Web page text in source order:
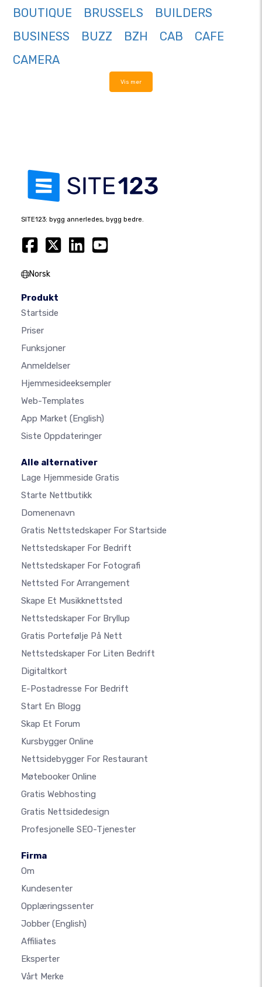
BOUTIQUE
BRUSSELS
BUILDERS
BUSINESS
BUZZ BZH CAB
CAFE
CAMERA
Vis mer
SITE123: bygg annerledes, bygg bedre.
Norsk
Produkt
Startside
Priser
Funksjoner
Anmeldelser
Hjemmesideeksempler
Web-Templates
App Market (English)
Siste Oppdateringer
Alle alternativer
Lage Hjemmeside Gratis
Starte Nettbutikk
Domenenavn
Gratis Nettstedskaper For Startside
Nettstedskaper For Bedrift
Nettstedskaper For Fotografi
Nettsted For Arrangement
Skape Et Musikknettsted
Nettstedskaper For Bryllup
Gratis Portefølje På Nett
Nettstedskaper For Liten Bedrift
Digitaltkort
E-Postadresse For Bedrift
Start En Blogg
Skap Et Forum
Kursbygger Online
Nettsidebygger For Restaurant
Møtebooker Online
Gratis Webhosting
Gratis Nettsidedesign
Profesjonelle SEO-Tjenester
Firma
Om
Kundesenter
Opplæringssenter
Jobber (English)
Affiliates
Eksperter
Vårt Merke